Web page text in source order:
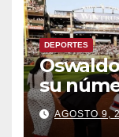
DEPORTES
su
sueños»
AGOSTO 9,